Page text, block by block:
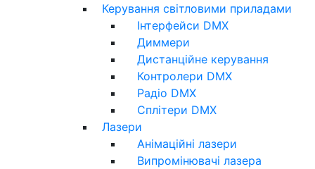
Керування світловими приладами
Інтерфейси DMX
Диммери
Дистанційне керування
Контролери DMX
Радіо DMX
Сплітери DMX
Лазери
Анімаційні лазери
Випромінювачі лазера